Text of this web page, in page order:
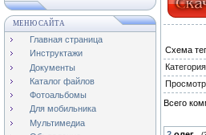
МЕНЮ САЙТА
Главная страница
Инструктажи
Документы
Каталог файлов
Фотоальбомы
Для мобильника
Мультимедиа
Схема
Категория
Всего